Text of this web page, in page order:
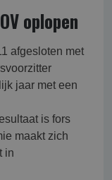
oplopen
afgesloten met
jaar met een
is fors
maakt zich
in